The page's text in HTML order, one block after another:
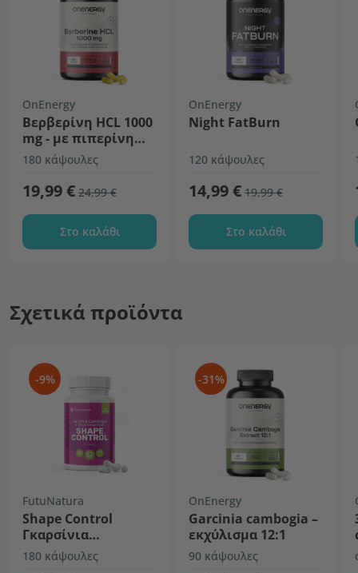
OnEnergy
Βερβερίνη HCL 1000
mg - με πιπερίνη
και χρώμιο
180 κάψουλες
19,99 € 24,99 €
Στο καλάθι
OnEnergy
Night FatBurn
120 κάψουλες
14,99 € 19,99 €
Στο καλάθι
Σχετικά προϊόντα
-9%
FutuNatura
Shape Control
Γκαρσίνια
Καμπότζια +
Γλυκομαννάνη
180 κάψουλες
-31%
OnEnergy
Garcinia cambogia –
εκχύλισμα 12:1
90 κάψουλες